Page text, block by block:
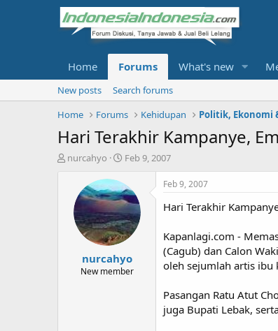
Home Forums What's new
New posts
Search forums
Home
Forums Kehidupan Politik, Ekonomi
Hari Terakhir Kampanye,
T
nurcahyo
S
a
r
t
d
a
t
e
Feb 9, 2007
nurcahyo
New member
Feb 9, 2007
Hari Terakhir
Kapanlagi.com -
(Cagub) dan Calon
oleh sejumlah artis ibu
Pasangan Ratu Atut
juga Bupati Lebak,